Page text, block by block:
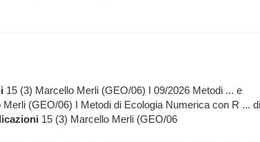
15 (3) Marcello Merli (GEO/06) I 09/2026 Metodi ... e
Merli (GEO/06) I Metodi di Ecologia Numerica con R ... di
15 (3) Marcello Merli (GEO/06